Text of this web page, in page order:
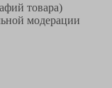
товара)
модерации